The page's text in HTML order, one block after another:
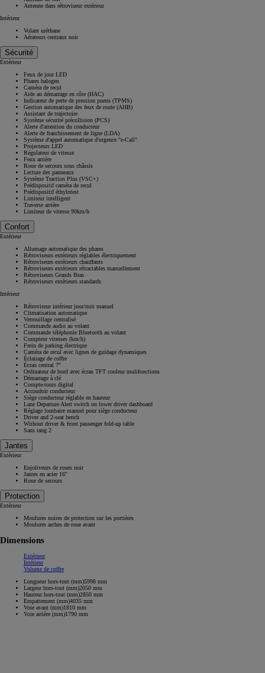
Antenne dans rétroviseur extérieur
Intérieur
Volant uréthane
Aérateurs centraux noir
Sécurité
Extérieur
Feux de jour LED
Phares halogen
Caméra de recul
Aide au démarrage en côte (HAC)
Indicateur de perte de pression pneus (TPMS)
Gestion automatique des feux de route (AHB)
Assistant de trajectoire
Système sécurité précollision (PCS)
Alerte d'attention du conducteur
Alerte de franchissement de ligne (LDA)
Système d'appel automatique d'urgence "e-Call"
Projecteurs LED
Régulateur de vitesse
Feux arrière
Roue de secours sous châssis
Lecture des panneaux
Système Traction Plus (VSC+)
Prédispositif caméra de recul
Prédispositif éthylotest
Limiteur intelligent
Traverse arrière
Limiteur de vitesse 90km/h
Confort
Extérieur
Allumage automatique des phares
Rétroviseurs extérieurs réglables électriquement
Rétroviseurs extérieurs chauffants
Rétroviseurs extérieurs rétractables manuellement
Rétroviseurs Grands Bras
Rétroviseurs extérieurs standards
Intérieur
Rétroviseur intérieur jour/nuit manuel
Climatisation automatique
Verrouillage centralisé
Commande audio au volant
Commande téléphonie Bluetooth au volant
Compteur vitesses (km/h)
Frein de parking électrique
Caméra de recul avec lignes de guidage dynamiques
Éclairage de coffre
Écran central 7''
Ordinateur de bord avec écran TFT couleur mulifonctions
Démarrage à clé
Compte-tours digital
Accoudoir conducteur
Siège conducteur réglable en hauteur
Lane Departure Alert switch on lower driver dashboard
Réglage lombaire manuel pour siège conducteur
Driver and 2-seat bench
Without driver & front passenger fold-up table
Sans rang 2
Jantes
Extérieur
Enjoliveurs de roues noir
Jantes en acier 16''
Roue de secours
Protection
Extérieur
Moulures noires de protection sur les portières
Moulures arches de roue avant
Dimensions
Extérieur
Intérieur
Volume de coffre
Longueur hors-tout (mm)5998 mm
Largeur hors-tout (mm)2050 mm
Hauteur hors-tout (mm)2850 mm
Empattement (mm)4035 mm
Voie avant (mm)1810 mm
Voie arrière (mm)1790 mm